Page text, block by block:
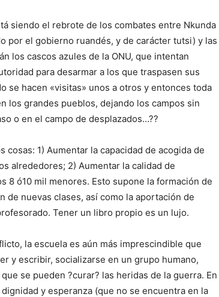
siendo el rebrote de los combates entre Nkunda
por el gobierno ruandés, y de carácter tutsi) y las
los cascos azules de la ONU, que intentan
para desarmar a los que traspasen sus
se hacen «visitas» unos a otros y entonces toda
los grandes pueblos, dejando los campos sin
o en el campo de desplazados…??
1) Aumentar la capacidad de acogida de
alrededores; 2) Aumentar la calidad de
8 ó10 mil menores. Esto supone la formación de
nuevas clases, así como la aportación de
Tener un libro propio es un lujo.
la escuela es aún más imprescindible que
y escribir, socializarse en un grupo humano,
se pueden ?curar? las heridas de la guerra. En
y esperanza (que no se encuentra en la